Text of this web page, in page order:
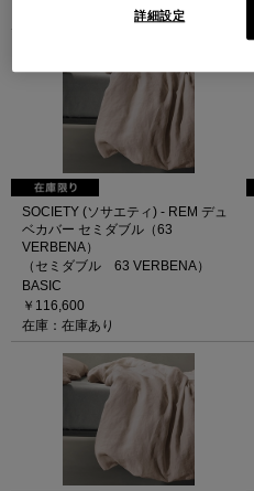
SOCIETY (ソサエティ) - REM デュ
ベカバー セミダブル（63
VERBENA）
（セミダブル 63 VERBENA）
BASIC
￥116,600
在庫：在庫あり
詳細設定